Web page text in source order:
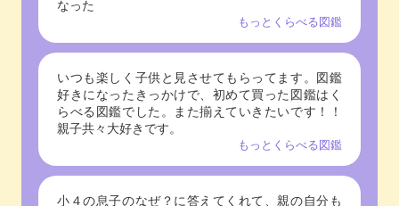
なった
もっとくらべる図鑑
いつも楽しく子供と見させてもらってます。図鑑
好きになったきっかけで、初めて買った図鑑はく
らべる図鑑でした。また揃えていきたいです！！
親子共々大好きです。
もっとくらべる図鑑
小４の息子のなぜ？に答えてくれて、親の自分も